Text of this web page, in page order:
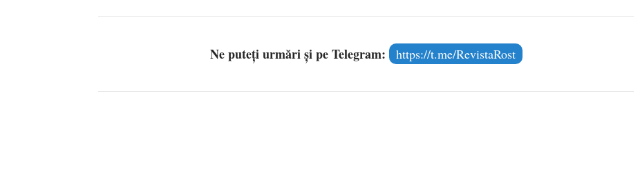
Ne puteți urmări și pe Telegram: https://t.me/RevistaRost